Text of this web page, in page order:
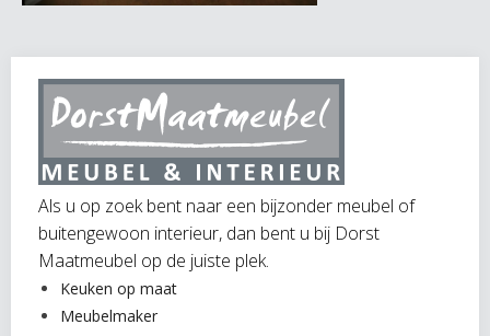
Als u op zoek bent naar een bijzonder meubel of
buitengewoon interieur, dan bent u bij Dorst
Maatmeubel op de juiste plek.
Keuken op maat
Meubelmaker